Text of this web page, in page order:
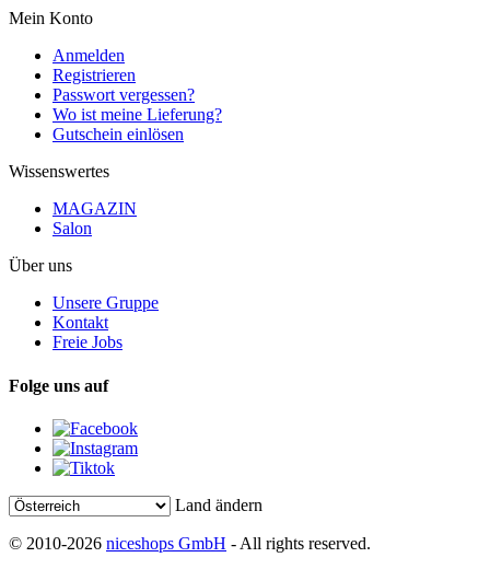
Mein Konto
Anmelden
Registrieren
Passwort vergessen?
Wo ist meine Lieferung?
Gutschein einlösen
Wissenswertes
MAGAZIN
Salon
Über uns
Unsere Gruppe
Kontakt
Freie Jobs
Folge uns auf
Land ändern
© 2010-2026 niceshops GmbH - All rights reserved.